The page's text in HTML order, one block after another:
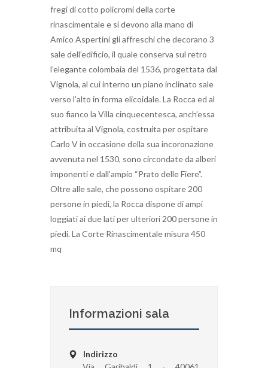
fregi di cotto policromi della corte
rinascimentale e si devono alla mano di
Amico Aspertini gli affreschi che decorano 3
sale dell’edificio, il quale conserva sul retro
l’elegante colombaia del 1536, progettata dal
Vignola, al cui interno un piano inclinato sale
verso l’alto in forma elicoidale. La Rocca ed al
suo fianco la Villa cinquecentesca, anch’essa
attribuita al Vignola, costruita per ospitare
Carlo V in occasione della sua incoronazione
avvenuta nel 1530, sono circondate da alberi
imponenti e dall’ampio “Prato delle Fiere”.
Oltre alle sale, che possono ospitare 200
persone in piedi, la Rocca dispone di ampi
loggiati ai due lati per ulteriori 200 persone in
piedi. La Corte Rinascimentale misura 450
mq
Informazioni sala
Indirizzo